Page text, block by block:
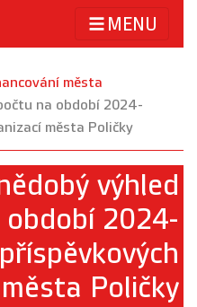
MENU
města
na období 2024-
města Poličky
výhled
2024-
Poličky